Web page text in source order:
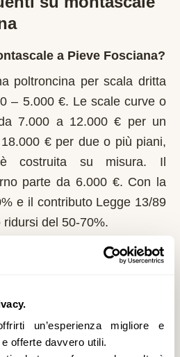
un’esperienza migliore e
offerte davvero utili.
a Pieve Fosciana?
poltroncina per scala dritta
– 5.000 €. Le scale curve o
7.000 a 12.000 € per un
€ per due o più piani,
costruita su misura. Il
parte da 6.000 €. Con la
e il contributo Legge 13/89
ridursi del 50-70%.
contributo regionale a
normativo è la Legge
Domanda al Comune
anno. La Toscana è tra le